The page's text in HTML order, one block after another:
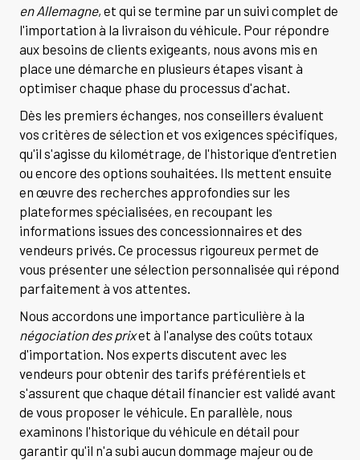
en Allemagne, et qui se termine par un suivi complet de
l'importation à la livraison du véhicule. Pour répondre
aux besoins de clients exigeants, nous avons mis en
place une démarche en plusieurs étapes visant à
optimiser chaque phase du processus d'achat.
Dès les premiers échanges, nos conseillers évaluent
vos critères de sélection et vos exigences spécifiques,
qu'il s'agisse du kilométrage, de l'historique d'entretien
ou encore des options souhaitées. Ils mettent ensuite
en œuvre des recherches approfondies sur les
plateformes spécialisées, en recoupant les
informations issues des concessionnaires et des
vendeurs privés. Ce processus rigoureux permet de
vous présenter une sélection personnalisée qui répond
parfaitement à vos attentes.
Nous accordons une importance particulière à la
négociation des prixet à l'analyse des coûts totaux
d'importation. Nos experts discutent avec les
vendeurs pour obtenir des tarifs préférentiels et
s'assurent que chaque détail financier est validé avant
de vous proposer le véhicule. En parallèle, nous
examinons l'historique du véhicule en détail pour
garantir qu'il n'a subi aucun dommage majeur ou de